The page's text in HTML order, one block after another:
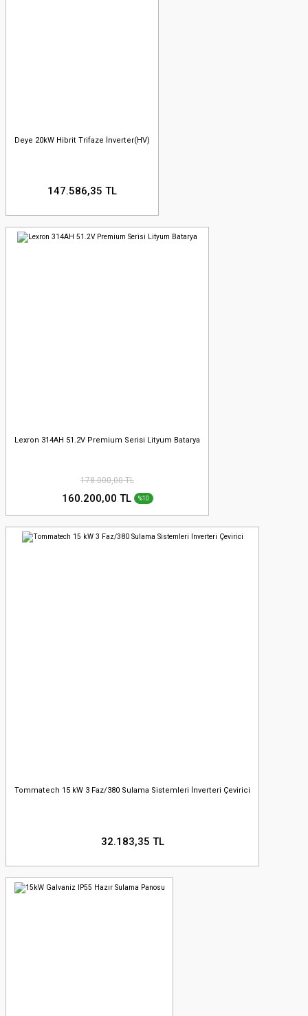
Deye 20kW Hibrit Trifaze İnverter(HV)
147.586,35 TL
Lexron 314AH 51.2V Premium Serisi Lityum Batarya
178.000,00 TL
160.200,00 TL %10
Tommatech 15 kW 3 Faz/380 Sulama Sistemleri İnverteri Çevirici
32.183,35 TL